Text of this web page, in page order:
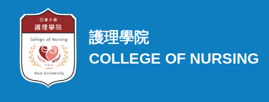
護理學院
COLLEGE OF NURSING